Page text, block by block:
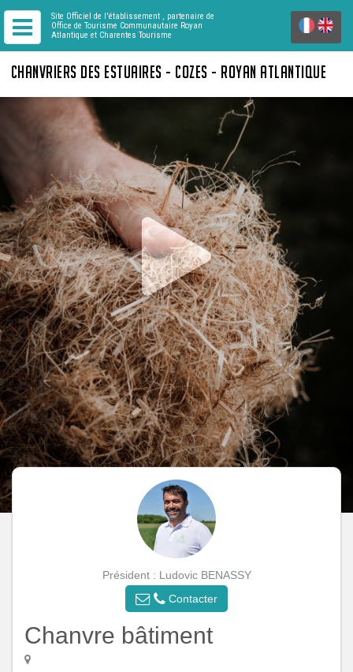
Site Officiel de l'établissement , partenaire de
Office de Tourisme Communautaire Royan
Atlantique et Charentes Tourisme
CHANVRIERS DES ESTUAIRES - COZES - ROYAN ATLANTIQUE
Président : Ludovic BENASSY
Contacter
Chanvre bâtiment